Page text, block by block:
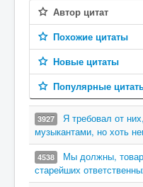
Автор цитат
Похожие цитаты
Новые цитаты
Популярные
3927
Я требовал от
музыкантами, но хоть
4538
Мы должны,
старейших